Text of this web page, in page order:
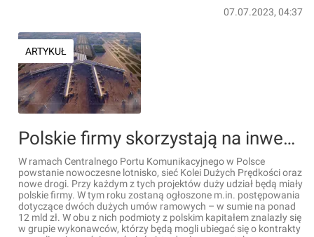
07.07.2023, 04:37
ARTYKUŁ
Polskie firmy skorzystają na inwestycjach CPK. Miliardowe przetargi jeszcze w tym roku
W ramach Centralnego Portu Komunikacyjnego w Polsce
powstanie nowoczesne lotnisko, sieć Kolei Dużych Prędkości oraz
nowe drogi. Przy każdym z tych projektów duży udział będą miały
polskie firmy. W tym roku zostaną ogłoszone m.in. postępowania
dotyczące dwóch dużych umów ramowych – w sumie na ponad
12 mld zł. W obu z nich podmioty z polskim kapitałem znalazły się
w grupie wykonawców, którzy będą mogli ubiegać się o kontrakty